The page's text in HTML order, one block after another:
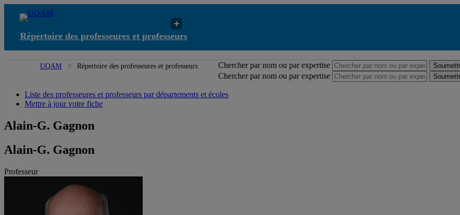
Répertoire des professeures et professeurs
UQAM Répertoire des professeures et professeurs
Chercher par nom ou par expertise
Chercher par nom ou par expertise
Liste des professeures et professeurs par départements et écoles
Mettre à jour votre fiche
Alain-G. Gagnon
Alain-G. Gagnon
Professeur